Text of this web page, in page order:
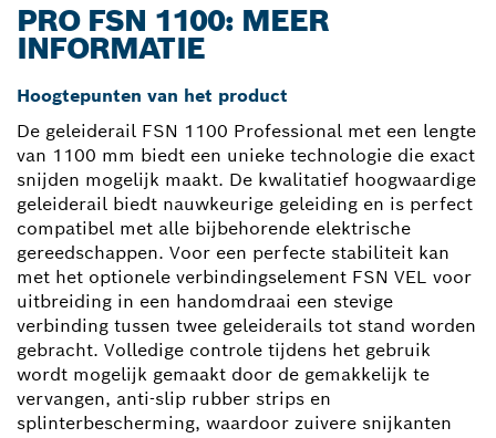
PRO FSN 1100: MEER
INFORMATIE
Hoogtepunten van het product
De geleiderail FSN 1100 Professional met een lengte
van 1100 mm biedt een unieke technologie die exact
snijden mogelijk maakt. De kwalitatief hoogwaardige
geleiderail biedt nauwkeurige geleiding en is perfect
compatibel met alle bijbehorende elektrische
gereedschappen. Voor een perfecte stabiliteit kan
met het optionele verbindingselement FSN VEL voor
uitbreiding in een handomdraai een stevige
verbinding tussen twee geleiderails tot stand worden
gebracht. Volledige controle tijdens het gebruik
wordt mogelijk gemaakt door de gemakkelijk te
vervangen, anti-slip rubber strips en
splinterbescherming, waardoor zuivere snijkanten